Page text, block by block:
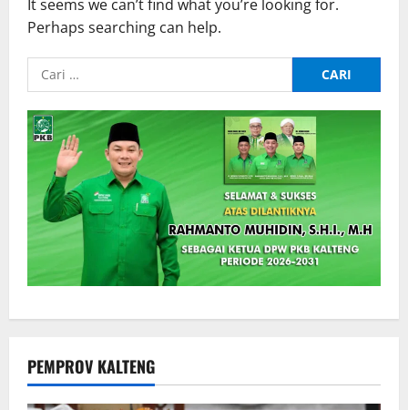
It seems we can’t find what you’re looking for.
Perhaps searching can help.
Cari
untuk:
PEMPROV KALTENG